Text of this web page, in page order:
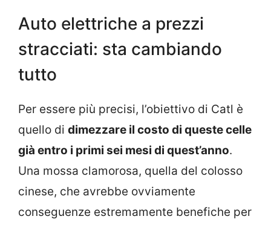
Auto elettriche a prezzi
stracciati: sta cambiando
tutto
Per essere più precisi, l’obiettivo di Catl è
quello di dimezzare il costo di queste celle
già entro i primi sei mesi di quest’anno.
Una mossa clamorosa, quella del colosso
cinese, che avrebbe ovviamente
conseguenze estremamente benefiche per